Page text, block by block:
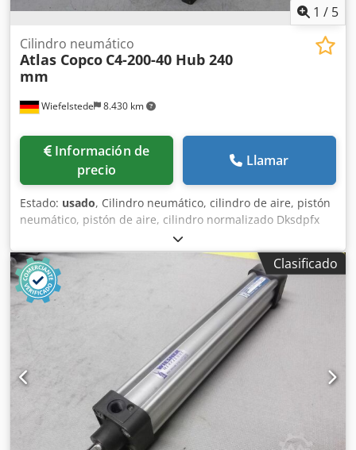
1 / 5
Wiefelstede 8.430 km
Cilindro neumático
Atlas Copco C4-200-40 Hub 240
mm
Información de
precio
Llamar
Estado: usado, Cilindro neumático, cilindro de aire, pistón
neumático, pistón de aire, cilindro normalizado Dksdpfx
Aaegrzvkszsr -Fabricante: Atlas Copco, cilindro
normalizado tipo C4-200-40 -Carrera: 240 mm -Vástago del
pistón: Ø 40 mm -Cantidad: 2 cilindros disponibles -Precio:
por unidad -Dimensiones: 320/280/A470 mm -Peso total: 34
kg/unidad
Clasificado